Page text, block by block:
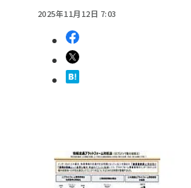
2025年11月12日 7:03